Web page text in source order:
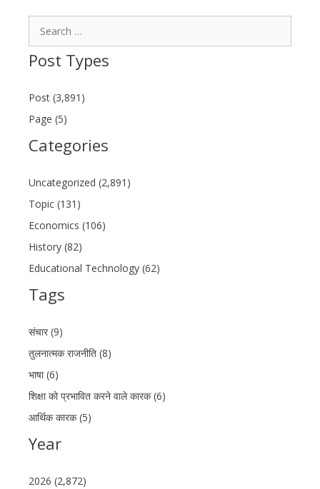
Post Types
Post (3,891)
Page (5)
Categories
Uncategorized (2,891)
Topic (131)
Economics (106)
History (82)
Educational Technology (62)
Tags
संचार (9)
तुलनात्मक राजनीति (8)
भाषा (6)
शिक्षा को प्रभावित करने वाले कारक (6)
आर्थिक कारक (5)
Year
2026 (2,872)